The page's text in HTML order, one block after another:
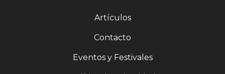
Artículos
Contacto
Eventos y Festivales